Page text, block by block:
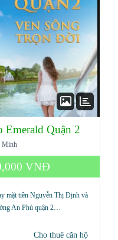
Emerald Quận 2
Minh
VNĐ
mặt tiền Nguyễn Thị Định và
An Phú quận 2…
Cho thuê căn hộ